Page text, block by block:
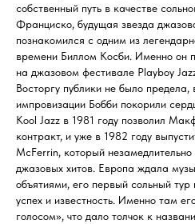
собственный путь в качестве
Франциско, будущая звезда
познакомился с одним из
времени Биллом Косби. Именно он
на джазовом фестивале Playboy
Восторгу публики не было
импровизации Бобби покорили
Kool Jazz в 1981 году позволил
контракт, и уже в 1982 году
McFerrin, который
джазовых хитов. Европа ждала
объятиями, его первый сольный
успех и известность. Именно там
голосом», что дало толчок к